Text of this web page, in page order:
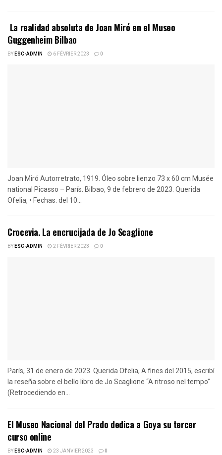
La realidad absoluta de Joan Miró en el Museo
Guggenheim Bilbao
BYESC-ADMIN 6 FÉVRIER 2023 0
Joan Miró Autorretrato, 1919. Óleo sobre lienzo 73 x 60 cm Musée
national Picasso – París. Bilbao, 9 de febrero de 2023. Querida
Ofelia, • Fechas: del 10...
Crocevia. La encrucijada de Jo Scaglione
BYESC-ADMIN 2 FÉVRIER 2023 0
París, 31 de enero de 2023. Querida Ofelia, A fines del 2015, escribí
la reseña sobre el bello libro de Jo Scaglione “A ritroso nel tempo”
(Retrocediendo en...
El Museo Nacional del Prado dedica a Goya su tercer
curso online
BYESC-ADMIN 23 JANVIER 2023 0